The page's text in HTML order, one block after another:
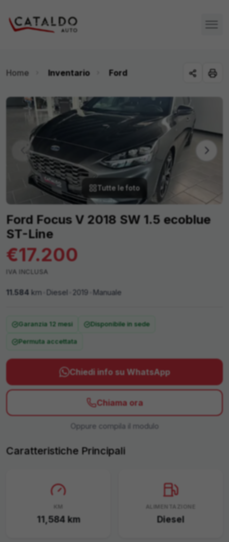
Home Inventario Ford
Tutte le foto
Ford Focus V 2018 SW 1.5 ecoblue
ST-Line
€17.200
IVA INCLUSA
11.584 km Diesel 2019 Manuale
Garanzia 12 mesi Disponibile in sede
Permuta accettata
Chiedi info su WhatsApp
Chiama ora
Oppure compila il modulo
Caratteristiche Principali
KM
11,584 km
ALIMENTAZIONE
Diesel